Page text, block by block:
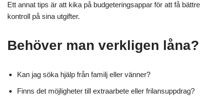
Ett annat tips är att kika på budgeteringsappar för att få bättre
kontroll på sina utgifter.
Behöver man verkligen låna?
Kan jag söka hjälp från familj eller vänner?
Finns det möjligheter till extraarbete eller frilansuppdrag?